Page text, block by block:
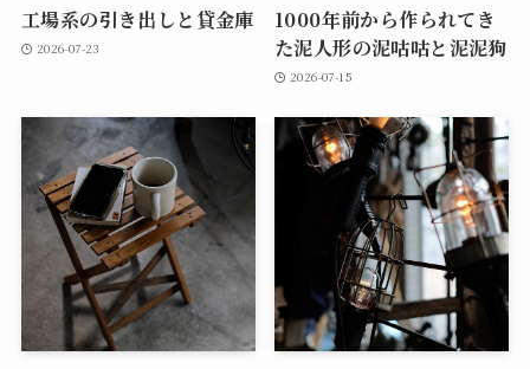
工場系の引き出しと貸金庫
2026-07-23
1000年前から作られてき
た泥人形の泥咕咕と泥泥狗
2026-07-15